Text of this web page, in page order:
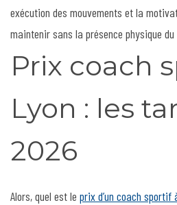
exécution des mouvements et la
maintenir sans la présence physique du
Prix coach
Lyon : les
2026
Alors, quel est le prix d’un coach sportif